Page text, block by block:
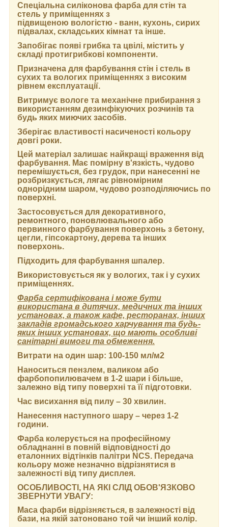
Спеціальна силіконова фарба для стін та
стель у приміщеннях з
підвищеною вологістю - ванн, кухонь, сирих
підвалах, складських кімнат та інше.
Запобігає появі грибка та цвілі, містить у
складі протигрибкові компоненти.
Призначена для фарбування стін і стель в
сухих та вологих приміщеннях з високим
рівнем експлуатації.
Витримує вологе та механічне прибирання з
використанням дезинфікуючих розчинів та
будь яких миючих засобів.
Зберігає властивості насиченості кольору
довгі роки.
Цей матеріал залишає найкращі враження від
фарбування. Має помірну в'язкість, чудово
перемішується, без грудок, при нанесенні не
розбризкується, лягає рівномірним
однорідним шаром, чудово розподіляючись по
поверхні.
Застосовується для декоративного,
ремонтного, поновлювального або
первинного фарбування поверхонь з бетону,
цегли, гіпсокартону, дерева та інших
поверхонь.
Підходить для фарбування шпалер.
Використовується як у вологих, так і у сухих
приміщеннях.
Фарба сертифікована і може бути
використана в дитячих, медичних та інших
установах, а також кафе, ресторанах, інших
закладів громадського харчування та будь-
яких інших установах, що мають особливі
санітарні вимоги та обмеження.
Витрати на один шар: 100-150 мл/м2
Наноситься пензлем, валиком або
фарбопопилювачем в 1-2 шари і більше,
залежно від типу поверхні та її підготовки.
Час висихання від пилу – 30 хвилин.
Нанесення наступного шару – через 1-2
години.
Фарба колерується на професійному
обладнанні в повній відповідності до
еталонних відтінків палітри NCS. Передача
кольору може незначно відрізнятися в
залежності від типу дисплея.
ОСОБЛИВОСТІ, НА ЯКІ СЛІД ОБОВ'ЯЗКОВО
ЗВЕРНУТИ УВАГУ:
Маса фарби відрізняється, в залежності від
бази, на якій затоновано той чи інший колір.